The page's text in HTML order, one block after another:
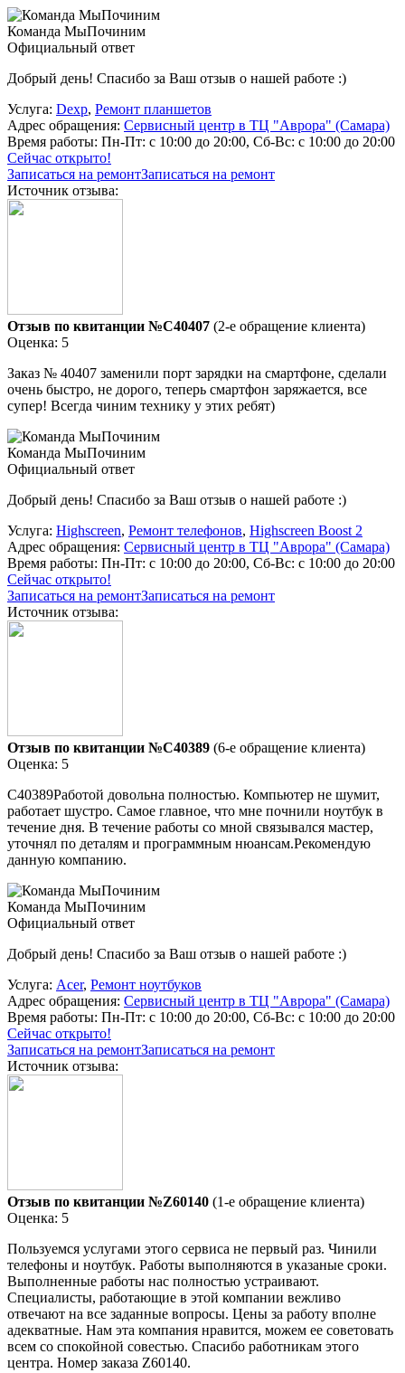
Команда МыПочиним
Официальный ответ
Добрый день! Спасибо за Ваш отзыв о нашей работе :)
Услуга: Dexp, Ремонт планшетов
Адрес обращения: Сервисный центр в ТЦ "Аврора" (Самара)
Время работы: Пн-Пт: с 10:00 до 20:00, Сб-Вс: с 10:00 до 20:00
Сейчас открыто!
Записаться на ремонтЗаписаться на ремонт
Источник отзыва:
Отзыв по квитанции №C40407 (2-е обращение клиента)
Оценка: 5
Заказ № 40407 заменили порт зарядки на смартфоне, сделали
очень быстро, не дорого, теперь смартфон заряжается, все
супер! Всегда чиним технику у этих ребят)
Команда МыПочиним
Официальный ответ
Добрый день! Спасибо за Ваш отзыв о нашей работе :)
Услуга: Highscreen, Ремонт телефонов, Highscreen Boost 2
Адрес обращения: Сервисный центр в ТЦ "Аврора" (Самара)
Время работы: Пн-Пт: с 10:00 до 20:00, Сб-Вс: с 10:00 до 20:00
Сейчас открыто!
Записаться на ремонтЗаписаться на ремонт
Источник отзыва:
Отзыв по квитанции №C40389 (6-е обращение клиента)
Оценка: 5
C40389Работой довольна полностью. Компьютер не шумит,
работает шустро. Самое главное, что мне почнили ноутбук в
течение дня. В течение работы со мной связывался мастер,
уточнял по деталям и программным нюансам.Рекомендую
данную компанию.
Команда МыПочиним
Официальный ответ
Добрый день! Спасибо за Ваш отзыв о нашей работе :)
Услуга: Acer, Ремонт ноутбуков
Адрес обращения: Сервисный центр в ТЦ "Аврора" (Самара)
Время работы: Пн-Пт: с 10:00 до 20:00, Сб-Вс: с 10:00 до 20:00
Сейчас открыто!
Записаться на ремонтЗаписаться на ремонт
Источник отзыва:
Отзыв по квитанции №Z60140 (1-е обращение клиента)
Оценка: 5
Пользуемся услугами этого сервиса не первый раз. Чинили
телефоны и ноутбук. Работы выполняются в указаные сроки.
Выполненные работы нас полностью устраивают.
Специалисты, работающие в этой компании вежливо
отвечают на все заданные вопросы. Цены за работу вполне
адекватные. Нам эта компания нравится, можем ее советовать
всем со спокойной совестью. Спасибо работникам этого
центра. Номер заказа Z60140.